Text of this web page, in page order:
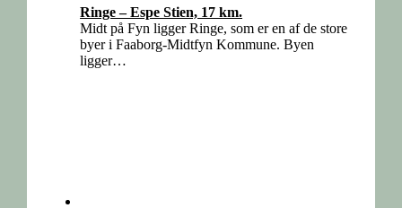
Ringe – Espe Stien, 17 km.
Midt på Fyn ligger Ringe, som er en af de store
byer i Faaborg-Midtfyn Kommune. Byen
ligger…